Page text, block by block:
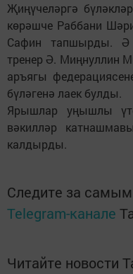
Җиңүчеләргә
көрәшче Раббани
Сафин тапшырды. Ә
тренер Ә. Миңнуллин
аръягы
бүләгенә лаек булды.
Ярышлар уңышлы
вәкилләр
калдырды.
Следите за
Telegram-канале
Читайте новости